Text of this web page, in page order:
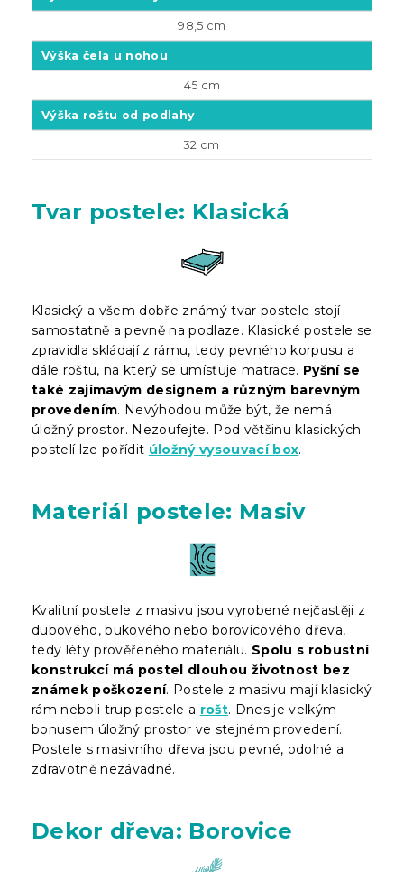
98,5 cm
Výška čela u nohou
45 cm
Výška roštu od podlahy
32 cm
Tvar postele: Klasická
Klasický a všem dobře známý tvar postele stojí
samostatně a pevně na podlaze. Klasické postele se
zpravidla skládají z rámu, tedy pevného korpusu a
dále roštu, na který se umísťuje matrace. Pyšní se
také zajímavým designem a různým barevným
provedením. Nevýhodou může být, že nemá
úložný prostor. Nezoufejte. Pod většinu klasických
postelí lze pořídit úložný vysouvací box.
Materiál postele: Masiv
Kvalitní postele z masivu jsou vyrobené nejčastěji z
dubového, bukového nebo borovicového dřeva,
tedy léty prověřeného materiálu. Spolu s robustní
konstrukcí má postel dlouhou životnost bez
známek poškození. Postele z masivu mají klasický
rám neboli trup postele a rošt. Dnes je velkým
bonusem úložný prostor ve stejném provedení.
Postele s masivního dřeva jsou pevné, odolné a
zdravotně nezávadné.
Dekor dřeva: Borovice